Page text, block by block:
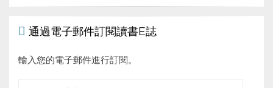
通過電子郵件訂閱讀書E誌
輸入您的電子郵件進行訂閱。